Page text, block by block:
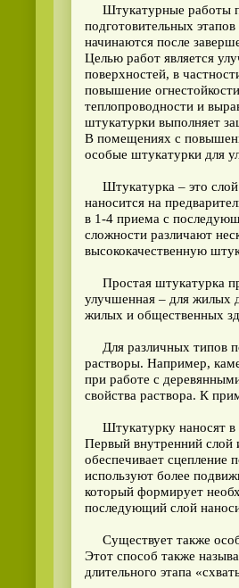
Штукатурные работы
подготовительных
начинаются после
Целью работ является
поверхностей, в
повышение
теплопроводности и
штукатурки выполняет
В помещениях с
особые штукатурки для
Штукатурка – это слой
наносится на
в 1-4 приема с
сложности различают
высококачественную
Простая штукатурка
улучшенная – для жилых
жилых и общественных
Для различных типов
растворы. Например,
при работе с
свойства раствора. К
Штукатурку наносят в
Первый внутренний слой
обеспечивает сцепление
используют более
который формирует
последующий слой
Существует также
Этот способ также
длительного этапа